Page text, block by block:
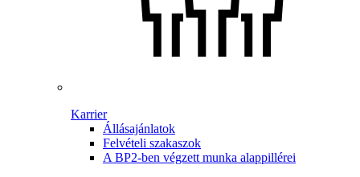
Karrier
Állásajánlatok
Felvételi szakaszok
A BP2-ben végzett munka alappillérei